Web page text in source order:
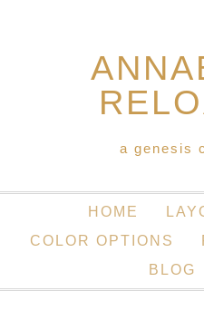
a genesis
HOME
COLOR OPTIONS
BLOG